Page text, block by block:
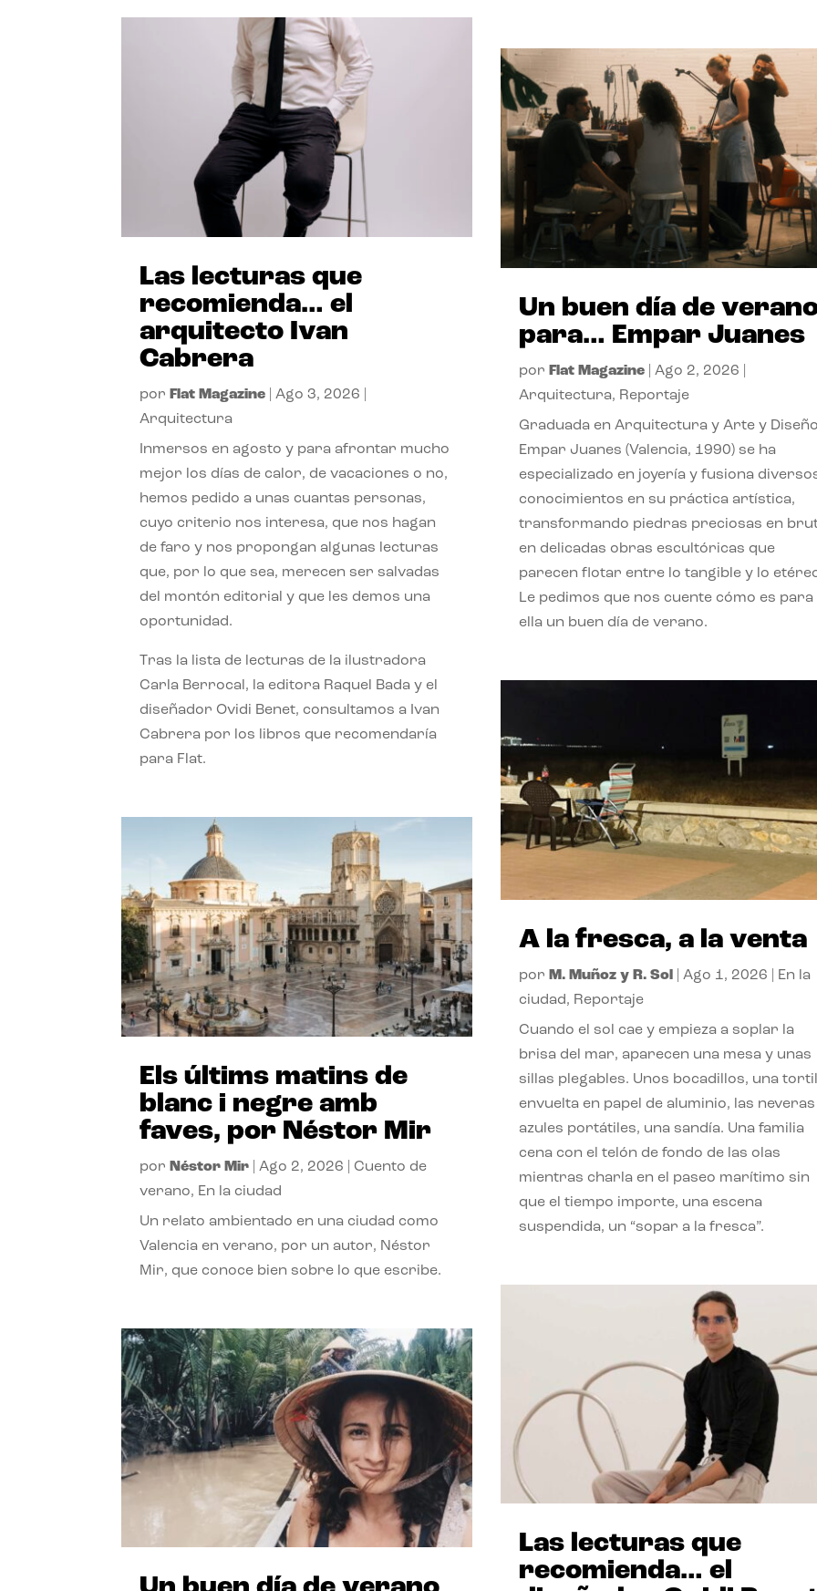
Las lecturas que
recomienda… el
arquitecto Ivan
Cabrera
por Flat Magazine |Ago 3, 2026
Arquitectura
Inmersos en agosto y para afrontar mucho
mejor los días de calor, de vacaciones o no,
hemos pedido a unas cuantas personas,
cuyo criterio nos interesa, que nos hagan
de faro y nos propongan algunas lecturas
que, por lo que sea, merecen ser salvadas
del montón editorial y que les demos una
oportunidad.
Tras la lista de lecturas de la ilustradora
Carla Berrocal, la editora Raquel Bada y el
diseñador Ovidi Benet, consultamos a Ivan
Cabrera por los libros que recomendaría
para Flat.
Els últims matins de
blanc i negre amb
faves, por Néstor Mir
por Néstor Mir |Ago 2, 2026 |Cuento de
verano, En la ciudad
Un relato ambientado en una ciudad como
Valencia en verano, por un autor, Néstor
Mir, que conoce bien sobre lo que escribe.
Un buen día de
para… Empar Juanes
por Flat Magazine| Ago 2, 2026
Arquitectura, Reportaje
Graduada en Arquitectura y Arte y
Empar Juanes (Valencia, 1990) se ha
especializado en joyería y fusiona
conocimientos en su práctica artística,
transformando piedras preciosas en
en delicadas obras escultóricas que
parecen flotar entre lo tangible y lo
Le pedimos que nos cuente cómo es para
ella un buen día de verano.
A la fresca, a la venta
por M. Muñoz y R. Sol Ago 1, 2026
En la
ciudad, Reportaje
Cuando el sol cae y empieza a soplar la
brisa del mar, aparecen una mesa y unas
sillas plegables. Unos bocadillos, una
envuelta en papel de aluminio, las neveras
azules portátiles, una sandía. Una familia
cena con el telón de fondo de las olas
mientras charla en el paseo marítimo sin
que el tiempo importe, una escena
suspendida, un “sopar a la fresca”.
Las lecturas que
recomienda… el